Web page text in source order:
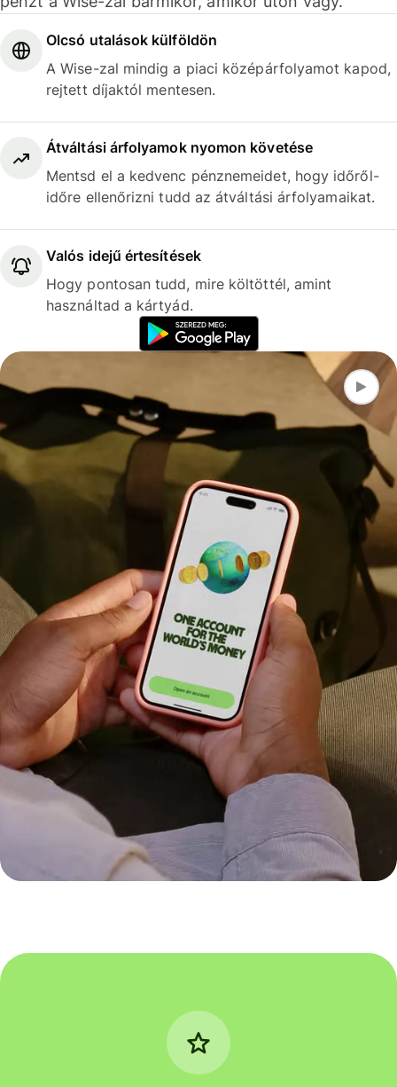
Olcsó utalások külföldön
A Wise-zal mindig a piaci középárfolyamot kapod,
rejtett díjaktól mentesen.
Átváltási árfolyamok nyomon követése
Mentsd el a kedvenc pénznemeidet, hogy időről-
időre ellenőrizni tudd az átváltási árfolyamaikat.
Valós idejű értesítések
Hogy pontosan tudd, mire költöttél, amint
használtad a kártyád.